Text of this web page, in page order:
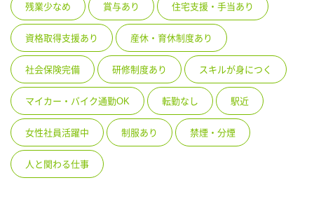
残業少なめ 賞与あり 住宅支援・手当あり
資格取得支援あり 産休・育休制度あり
社会保険完備 研修制度あり スキルが身につく
マイカー・バイク通勤OK 転勤なし 駅近
女性社員活躍中 制服あり 禁煙・分煙
人と関わる仕事